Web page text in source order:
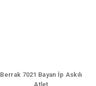
Berrak 7021 Bayan İp Askılı
Atlet